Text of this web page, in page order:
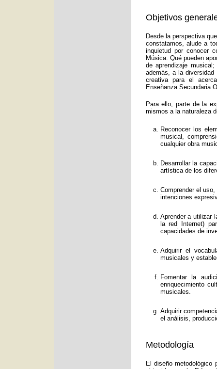
Objetivos
Desde la perspectiva
constatamos, alude a
inquietud por conocer
Música: Qué pueden
de aprendizaje
además, a la
creativa para el
Enseñanza Secundaria
Para ello, parte de la
mismos a la naturaleza
Reconocer los
musical,
cualquier obra
Desarrollar la
artística de los
Comprender el
intenciones
Aprender a utilizar
la red Internet)
capacidades de
Adquirir el
musicales y
Fomentar la
enriquecimiento
musicales.
Adquirir
el análisis,
Metodología
El diseño metodológico